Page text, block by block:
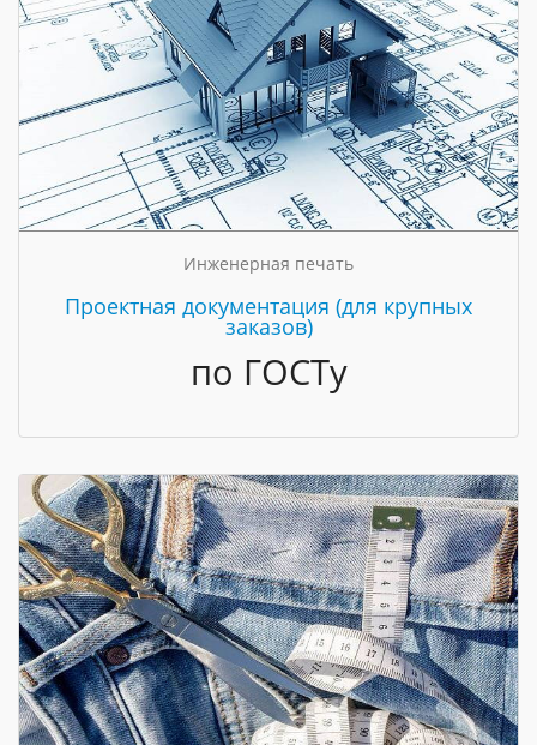
Инженерная печать
Проектная документация (для крупных
заказов)
по ГОСТу